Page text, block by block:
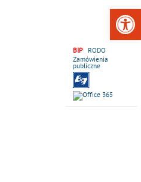
BIP
RODO
Zamówienia
publiczne